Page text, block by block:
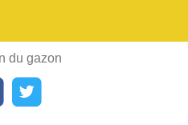
du gazon